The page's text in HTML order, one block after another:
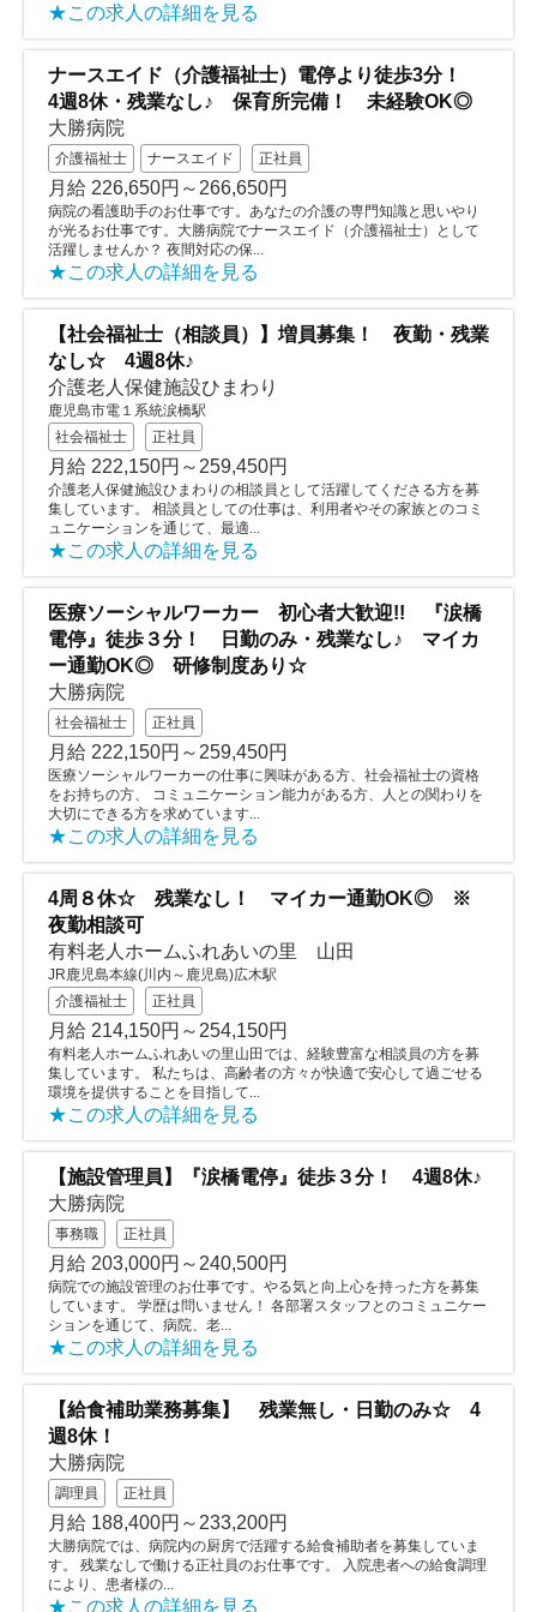
★この求人の詳細を見る
ナースエイド（介護福祉士）電停より徒歩3分！
4週8休・残業なし♪ 保育所完備！ 未経験OK◎
大勝病院
介護福祉士 ナースエイド 正社員
月給 226,650円～266,650円
病院の看護助手のお仕事です。あなたの介護の専門知識と思いやり
が光るお仕事です。大勝病院でナースエイド（介護福祉士）として
活躍しませんか？ 夜間対応の保...
★この求人の詳細を見る
【社会福祉士（相談員）】増員募集！ 夜勤・残業
なし☆ 4週8休♪
介護老人保健施設ひまわり
鹿児島市電１系統涙橋駅
社会福祉士
正社員
月給 222,150円～259,450円
介護老人保健施設ひまわりの相談員として活躍してくださる方を募
集しています。 相談員としての仕事は、利用者やその家族とのコミ
ュニケーションを通じて、最適...
★この求人の詳細を見る
医療ソーシャルワーカー 初心者大歓迎!! 『涙橋
電停』徒歩３分！ 日勤のみ・残業なし♪ マイカ
ー通勤OK◎ 研修制度あり☆
大勝病院
社会福祉士 正社員
月給 222,150円～259,450円
医療ソーシャルワーカーの仕事に興味がある方、社会福祉士の資格
をお持ちの方、 コミュニケーション能力がある方、人との関わりを
大切にできる方を求めています...
★この求人の詳細を見る
4周８休☆ 残業なし！ マイカー通勤OK◎ ※
夜勤相談可
有料老人ホームふれあいの里 山田
JR鹿児島本線(川内～鹿児島)広木駅
介護福祉士
正社員
月給 214,150円～254,150円
有料老人ホームふれあいの里山田では、経験豊富な相談員の方を募
集しています。 私たちは、高齢者の方々が快適で安心して過ごせる
環境を提供することを目指して...
★この求人の詳細を見る
【施設管理員】『涙橋電停』徒歩３分！ 4週8休♪
大勝病院
事務職 正社員
月給 203,000円～240,500円
病院での施設管理のお仕事です。やる気と向上心を持った方を募集
しています。 学歴は問いません！ 各部署スタッフとのコミュニケー
ションを通じて、病院、老...
★この求人の詳細を見る
【給食補助業務募集】 残業無し・日勤のみ☆ 4
週8休！
大勝病院
調理員 正社員
月給 188,400円～233,200円
大勝病院では、病院内の厨房で活躍する給食補助者を募集していま
す。 残業なしで働ける正社員のお仕事です。 入院患者への給食調理
により、患者様の...
★この求人の詳細を見る